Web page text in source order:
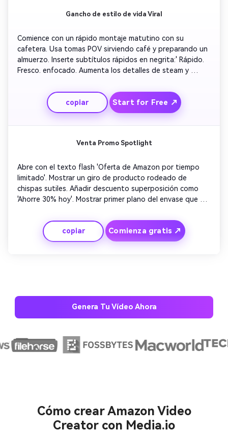
Gancho de estilo de vida Viral
Comience con un rápido montaje matutino con su
cafetera. Usa tomas POV sirviendo café y preparando un
almuerzo. Inserte subtítulos rápidos en negrita:' Rápido.
Fresco. enfocado. Aumenta los detalles de steam y
Utilice enérgicos ajustes de banda sonora para la
promoción cruzada de anuncios en TikTok o Amazon.
copiar Start for Free ↗
Venta Promo Spotlight
Abre con el texto flash 'Oferta de Amazon por tiempo
limitado'. Mostrar un giro de producto rodeado de
chispas sutiles. Añadir descuento superposición como
'Ahorre 30% hoy'. Mostrar primer plano del envase que se
estrellas. Desaparece con el mensaje de texto 'Comprar
ahora' y su logotipo. Mantenga los visuales nítidos y las
transiciones rápidas para retener la atención.
copiar Comienza gratis ↗
Genera Tu Vídeo Ahora
Cómo crear Amazon Video
Creator con Media.io
Crea imágenes IA
ilimitadas. 100 %
gratis!